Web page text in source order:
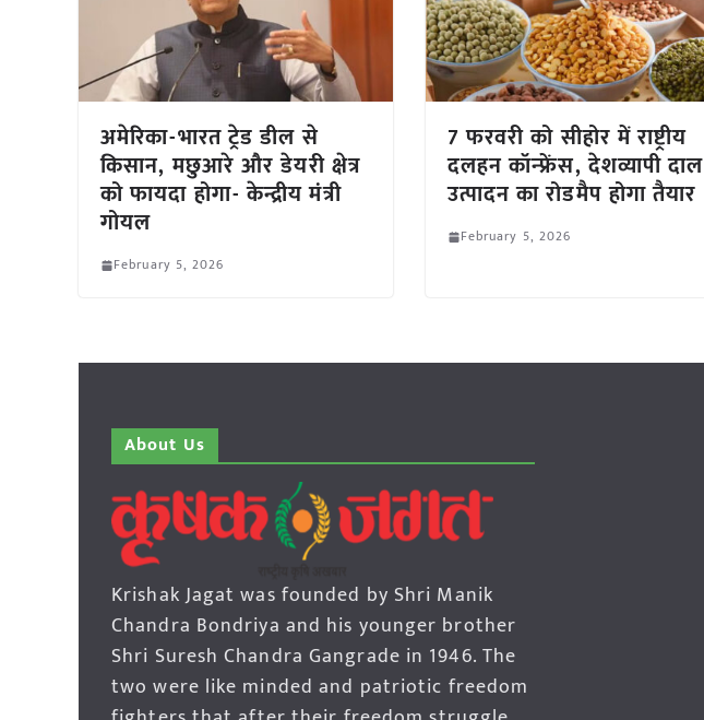
अमेरिका-भारत ट्रेड डील से
किसान, मछुआरे और डेयरी क्षेत्र
को फायदा होगा- केन्द्रीय मंत्री
गोयल
February 5, 2026
7 फरवरी को सीहोर में राष्ट्रीय
दलहन कॉन्फ्रेंस, देशव्यापी दाल
उत्पादन का रोडमैप होगा तैयार
February 5, 2026
About Us
Krishak Jagat was founded by Shri Manik
Chandra Bondriya and his younger brother
Shri Suresh Chandra Gangrade in 1946. The
two were like minded and patriotic freedom